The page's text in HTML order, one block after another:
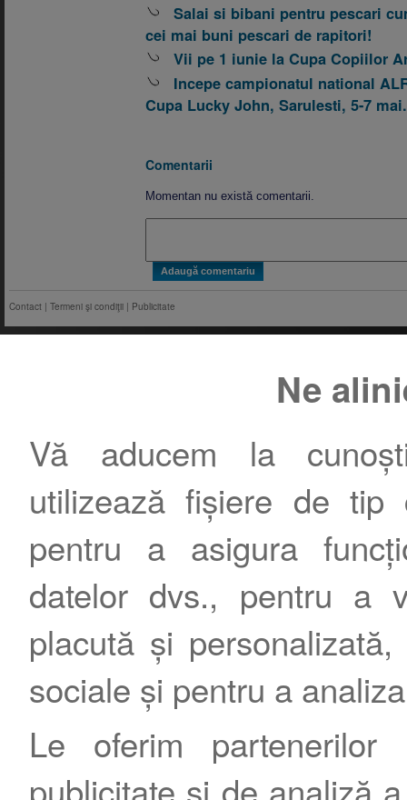
Ne
Vă aducem la
utilizează fișiere de tip
pentru a asigura
datelor dvs., pentru a
placută și
sociale și pentru a
Le oferim
publicitate și de analiză
Salai si bibani pentru pescari
cei mai buni pescari de rapitori!
Vii pe 1 iunie la Cupa Copiilor
Incepe campionatul national
Cupa Lucky John, Sarulesti, 5-7 mai.
Comentarii
Momentan nu există comentarii.
Contact | Termeni şi condiţii | Publicitate